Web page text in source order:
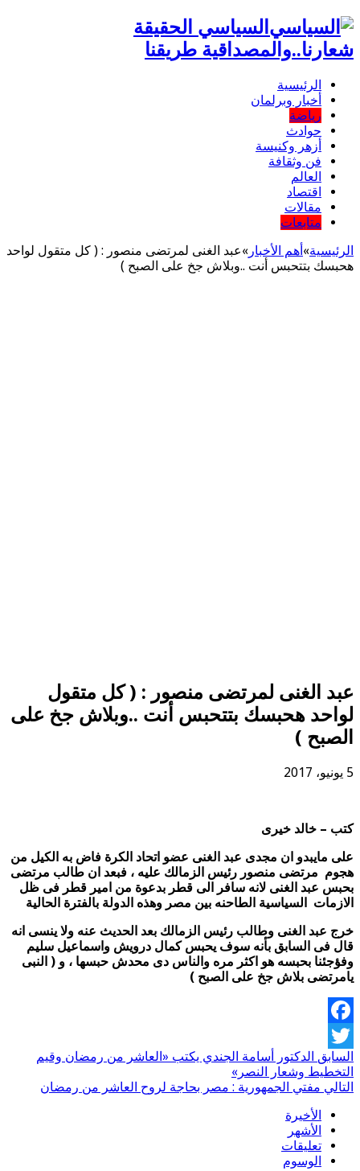
السياسي الحقيقة
شعارنا..والمصداقية طريقنا
الرئيسية
أخبار وبرلمان
رياضة
حوادث
أزهر وكنيسة
فن وثقافة
العالم
اقتصاد
مقالات
متابعات
الرئيسية»أهم اﻷخبار »عبد الغنى لمرتضى منصور : ( كل متقول لواحد
هحبسك بتتحبس أنت ..وبلاش جخ على الصبح )
عبد الغنى لمرتضى منصور : ( كل متقول
لواحد هحبسك بتتحبس أنت ..وبلاش جخ على
الصبح )
5 يونيو، 2017
كتب – خالد خيرى
على مايبدو ان مجدى عبد الغنى عضو اتحاد الكرة فاض به الكيل من
هجوم مرتضى منصور رئيس الزمالك عليه ، فبعد ان طالب مرتضى
بحبس عبد الغنى لانه سافر الى قطر بدعوة من امير قطر فى ظل
الازمات السياسية الطاحنه بين مصر وهذه الدولة بالفترة الحالية
خرج عبد الغنى وطالب رئيس الزمالك بعد الحديث عنه ولا ينسى انه
قال فى السابق بأنه سوف يحبس كمال درويش واسماعيل سليم
وفؤجئنا بحبسه هو اكثر مره والناس دى محدش حبسها ، و ( النبى
يامرتضى بلاش جخ على الصبح )
Facebook
Twitter
السابق الدكتور أسامة الجندي يكتب «العاشر من رمضان وقيم
التخطيط وشعار النصر»
التالي مفتي الجمهورية : مصر بحاجة لروح العاشر من رمضان
الأخيرة
الأشهر
تعليقات
الوسوم